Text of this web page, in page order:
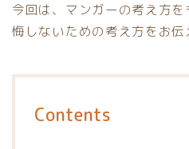
今回は、マンガーの考え方
悔しないための考え方をお伝
Contents